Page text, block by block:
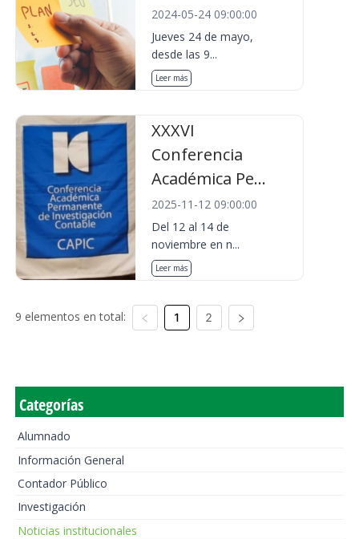
2024-05-24 09:00:00
Jueves 24 de mayo,
desde las 9...
Leer más
XXXVI
Conferencia
Académica Pe...
2025-11-12 09:00:00
Del 12 al 14 de
noviembre en n...
Leer más
9 elementos en total: 1 2
Categorías
Alumnado
Información General
Contador Público
Investigación
Noticias institucionales